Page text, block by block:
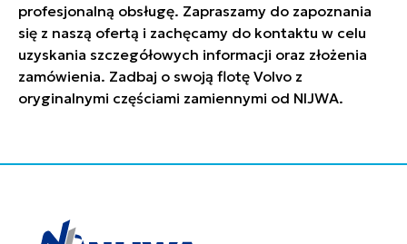
profesjonalną obsługę. Zapraszamy do zapoznania
się z naszą ofertą i zachęcamy do kontaktu w celu
uzyskania szczegółowych informacji oraz złożenia
zamówienia. Zadbaj o swoją flotę Volvo z
oryginalnymi częściami zamiennymi od NIJWA.